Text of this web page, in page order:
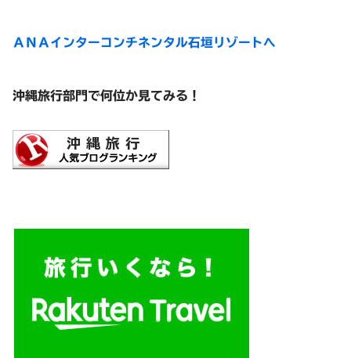
ＡＮＡインターコンチネンタル石垣リゾートへ
沖縄旅行部門で何位か見てみる！